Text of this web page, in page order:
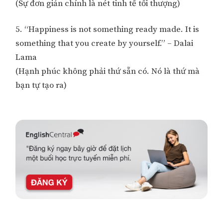
(Sự đơn giản chính là nét tinh tế tối thượng)
5. “Happiness is not something ready made. It is
something that you create by yourself.” – Dalai
Lama
(Hạnh phúc không phải thứ sẵn có. Nó là thứ mà
bạn tự tạo ra)